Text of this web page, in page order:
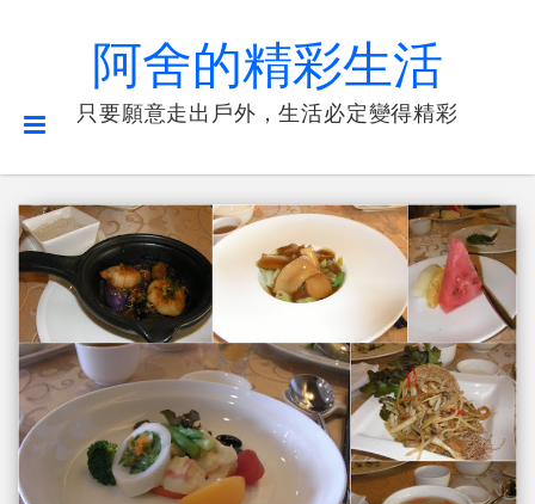
阿舍的精彩生活
只要願意走出戶外，生活必定變得精彩